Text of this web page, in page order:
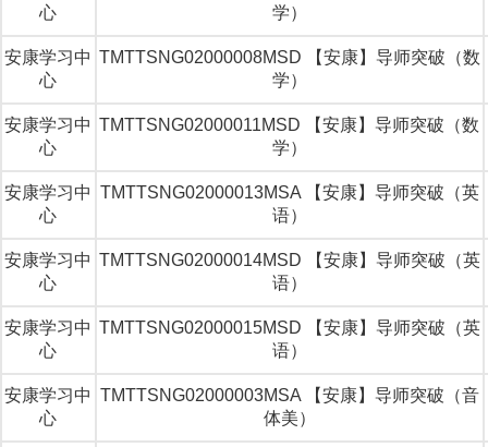
心
学）
安康学习中
心
TMTTSNG02000008MSD 【安康】导师突破（数
学）
安康学习中
心
TMTTSNG02000011MSD 【安康】导师突破（数
学）
安康学习中
心
TMTTSNG02000013MSA 【安康】导师突破（英
语）
安康学习中
心
TMTTSNG02000014MSD 【安康】导师突破（英
语）
安康学习中
心
TMTTSNG02000015MSD 【安康】导师突破（英
语）
安康学习中
心
TMTTSNG02000003MSA 【安康】导师突破（音
体美）